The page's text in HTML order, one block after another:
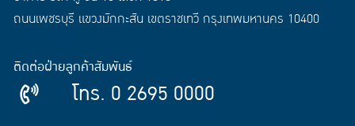
ถนนเพชรบุรี แขวงมักกะสัน เขตราชเทวี กรุงเทพมหานคร 10400
ติดต่อฝ่ายลูกค้าสัมพันธ์
โทร. 0 2695 0000